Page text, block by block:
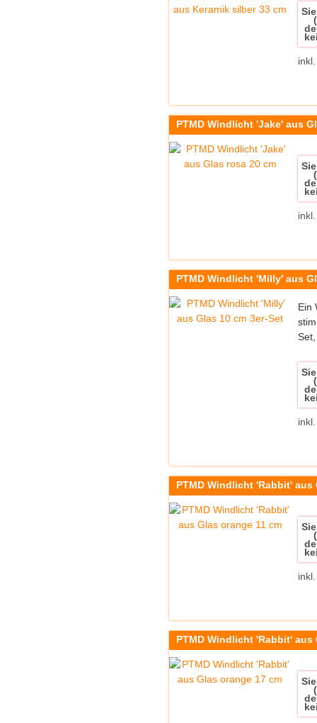
PTMD Windlicht 'Jake' aus
PTMD Windlicht 'Milly' aus
Ein
PTMD Windlicht 'Rabbit' aus
PTMD Windlicht 'Rabbit' aus